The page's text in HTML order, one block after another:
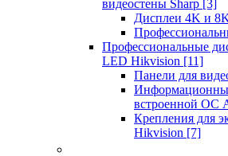
видеостены Sharp [3]
Дисплеи 4K и
Профессиональные
LED Hikvision [11]
Панели для
встроенной ОС
Крепления для
Hikvision [7]